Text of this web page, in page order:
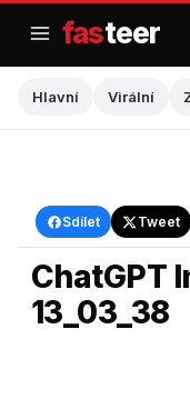
obsah
fasteer
Hlavní Virální
Sdílet Tweet
Hlavní
ChatGPT
13_03_38